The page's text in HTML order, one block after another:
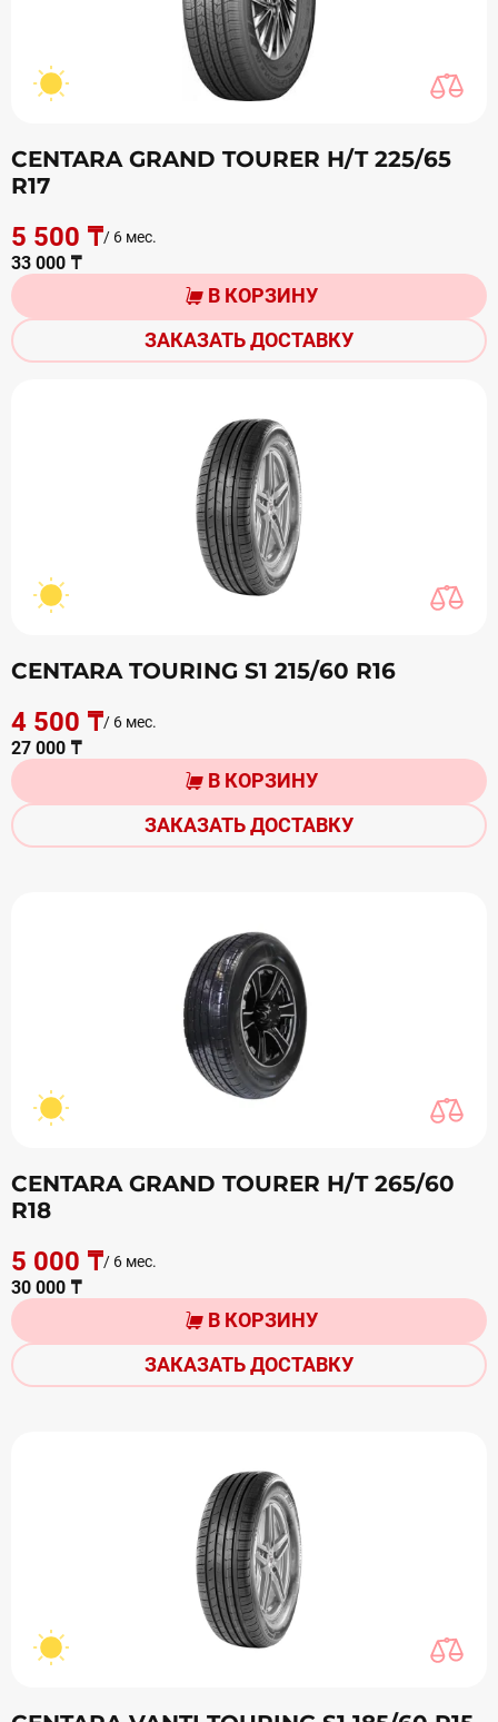
CENTARA GRAND TOURER H/T 225/65
R17
5 500 ₸/ 6 мес.
33 000 ₸
В КОРЗИНУ
ЗАКАЗАТЬ ДОСТАВКУ
CENTARA TOURING S1 215/60 R16
4 500 ₸/ 6 мес.
27 000 ₸
В КОРЗИНУ
ЗАКАЗАТЬ ДОСТАВКУ
CENTARA GRAND TOURER H/T 265/60
R18
5 000 ₸/ 6 мес.
30 000 ₸
В КОРЗИНУ
ЗАКАЗАТЬ ДОСТАВКУ